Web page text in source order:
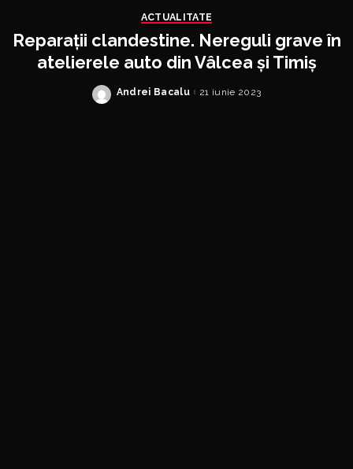
ACTUALITATE
Reparații clandestine. Nereguli grave în
atelierele auto din Vâlcea și Timiș
Posted
Andrei Bacalu 21 iunie 2023